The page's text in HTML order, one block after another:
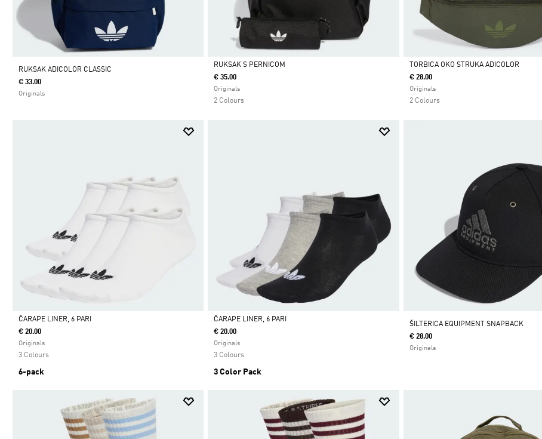
RUKSAK ADICOLOR CLASSIC
€ 33.00
Originals
Da
RUKSAK S PERNICOM
€ 35.00
Originals
2 Colours
Da
TORBICA OKO STRUKA ADICOLOR
€ 28.00
Originals
2 Colours
Da
ČARAPE LINER, 6 PARI
€ 20.00
Originals
3 Colours
6-pack
Da
ČARAPE LINER, 6 PARI
€ 20.00
Originals
3 Colours
3 Color Pack
ŠILTERICA EQUIPMENT SNAPBACK
€ 28.00
Originals